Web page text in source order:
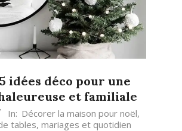
idées déco pour une
et familiale
In: Décorer la maison pour noël,
tables, mariages et quotidien